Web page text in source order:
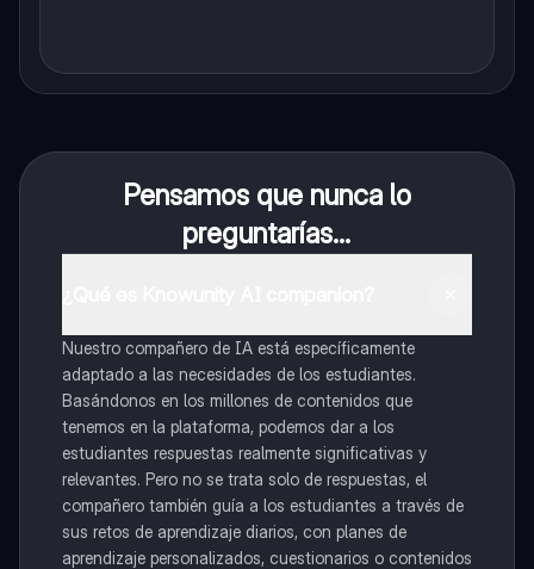
Pensamos que nunca lo
preguntarías...
Nuestro compañero de IA está específicamente
adaptado a las necesidades de los estudiantes.
Basándonos en los millones de contenidos que
tenemos en la plataforma, podemos dar a los
estudiantes respuestas realmente significativas y
relevantes. Pero no se trata solo de respuestas, el
compañero también guía a los estudiantes a través de
sus retos de aprendizaje diarios, con planes de
aprendizaje personalizados, cuestionarios o contenidos